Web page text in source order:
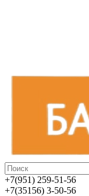
+7(951) 259-51-56
+7(35156) 3-50-56